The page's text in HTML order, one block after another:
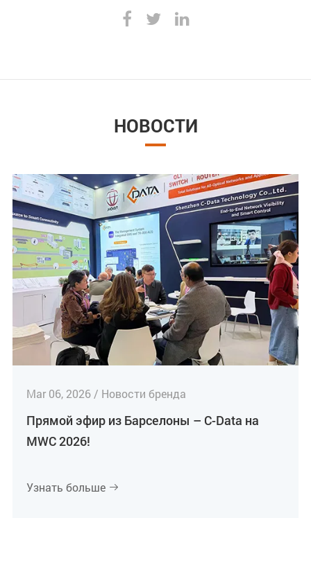
НОВОСТИ
Mar 06, 2026 / Новости бренда
Прямой эфир из Барселоны – C-Data на
MWC 2026!
Узнать больше 